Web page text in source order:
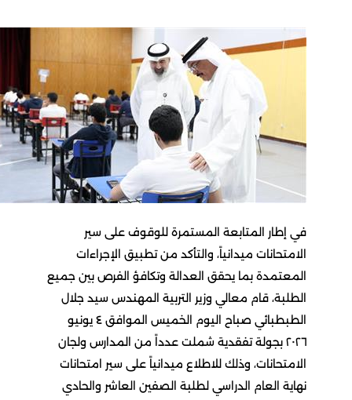
في إطار المتابعة المستمرة للوقوف على سير
الامتحانات ميدانياً، والتأكد من تطبيق الإجراءات
المعتمدة بما يحقق العدالة وتكافؤ الفرص بين جميع
الطلبة، قام معالي وزير التربية المهندس سيد جلال
الطبطبائي صباح اليوم الخميس الموافق ٤ يونيو
٢٠٢٦ بجولة تفقدية شملت عدداً من المدارس ولجان
الامتحانات، وذلك للاطلاع ميدانياً على سير امتحانات
نهاية العام الدراسي لطلبة الصفين العاشر والحادي